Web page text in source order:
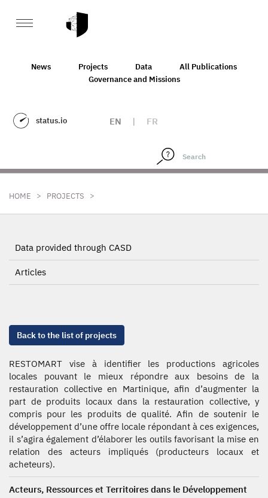
News Projects Data
All Publications
Governance and Missions
status.io EN | FR
HOME > PROJECTS >
Data provided through CASD
Articles
Back to the list of projects
RESTOMART vise à identifier les productions agricoles
locales pouvant le mieux répondre aux besoins de la
restauration collective en Martinique, afin d’augmenter la
part de produits locaux dans la restauration collective, y
compris pour les produits de qualité. Afin de soutenir le
développement d’une offre locale répondant à ces exigences,
il s’agira également d’élaborer les outils favorisant la mise en
relation des acteurs impliqués (producteurs locaux et
acheteurs).
Acteurs, Ressources et Territoires dans le Développement